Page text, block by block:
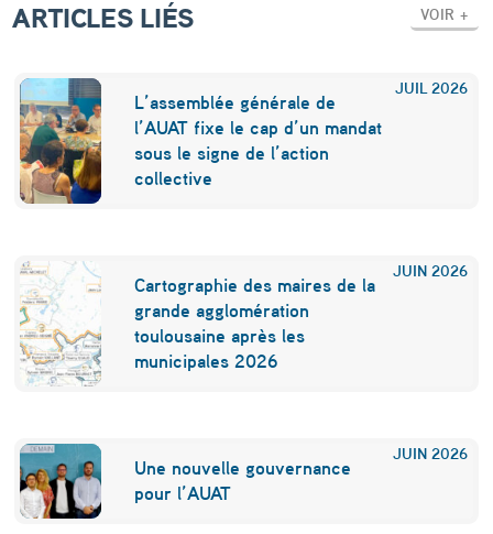
l
a
m
é
n
a
g
e
m
n
t
»
ARTICLES LIÉS VOIR +
JUIL 2026
L’assemblée générale de
l’AUAT fixe le cap d’un mandat
sous le signe de l’action
collective
JUIN 2026
Cartographie des maires de la
grande agglomération
toulousaine après les
municipales 2026
JUIN 2026
Une nouvelle gouvernance
pour l’AUAT